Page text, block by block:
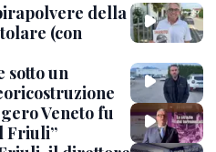
della
(con
sotto un
Veneto fu
Friuli”